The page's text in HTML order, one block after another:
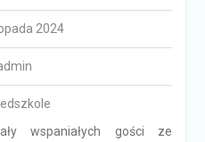
2024
wspaniałych gości ze